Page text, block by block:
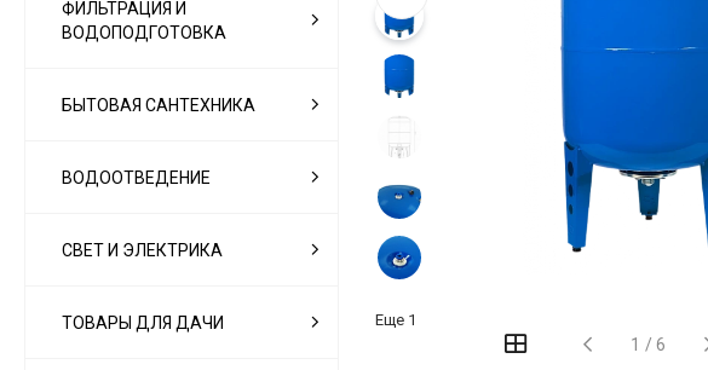
ФИЛЬТРАЦИЯ И
ВОДОПОДГОТОВКА
БЫТОВАЯ САНТЕХНИКА
ВОДООТВЕДЕНИЕ
СВЕТ И ЭЛЕКТРИКА
ТОВАРЫ ДЛЯ ДАЧИ Еще 1
1 / 6